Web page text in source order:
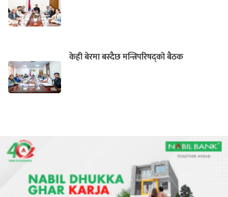
केही बेरमा बस्दैछ मन्त्रिपरिषद्को बैठक